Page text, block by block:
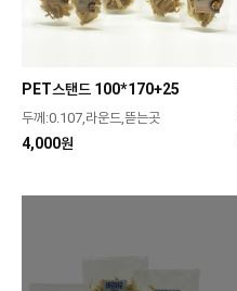
PET스탠드 100*170+25
두께:0.107,라운드,뜯는곳
4,000원